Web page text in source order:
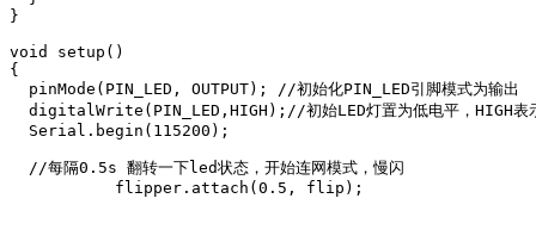
}
void setup()
{
  pinMode(PIN_LED, OUTPUT); //初始化PIN_LED引脚模式为输出
digitalWrite(PIN_LED,HIGH);//初始LED灯置为低电平，HIGH
  Serial.begin(115200);
  //每隔0.5s 翻转一下led状态，开始连网模式，慢闪
           flipper.attach(0.5, flip);